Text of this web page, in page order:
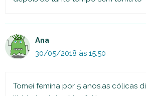
Ana
30/05/2018 às 15:50
Tomei femina por 5 anos,as cólicas